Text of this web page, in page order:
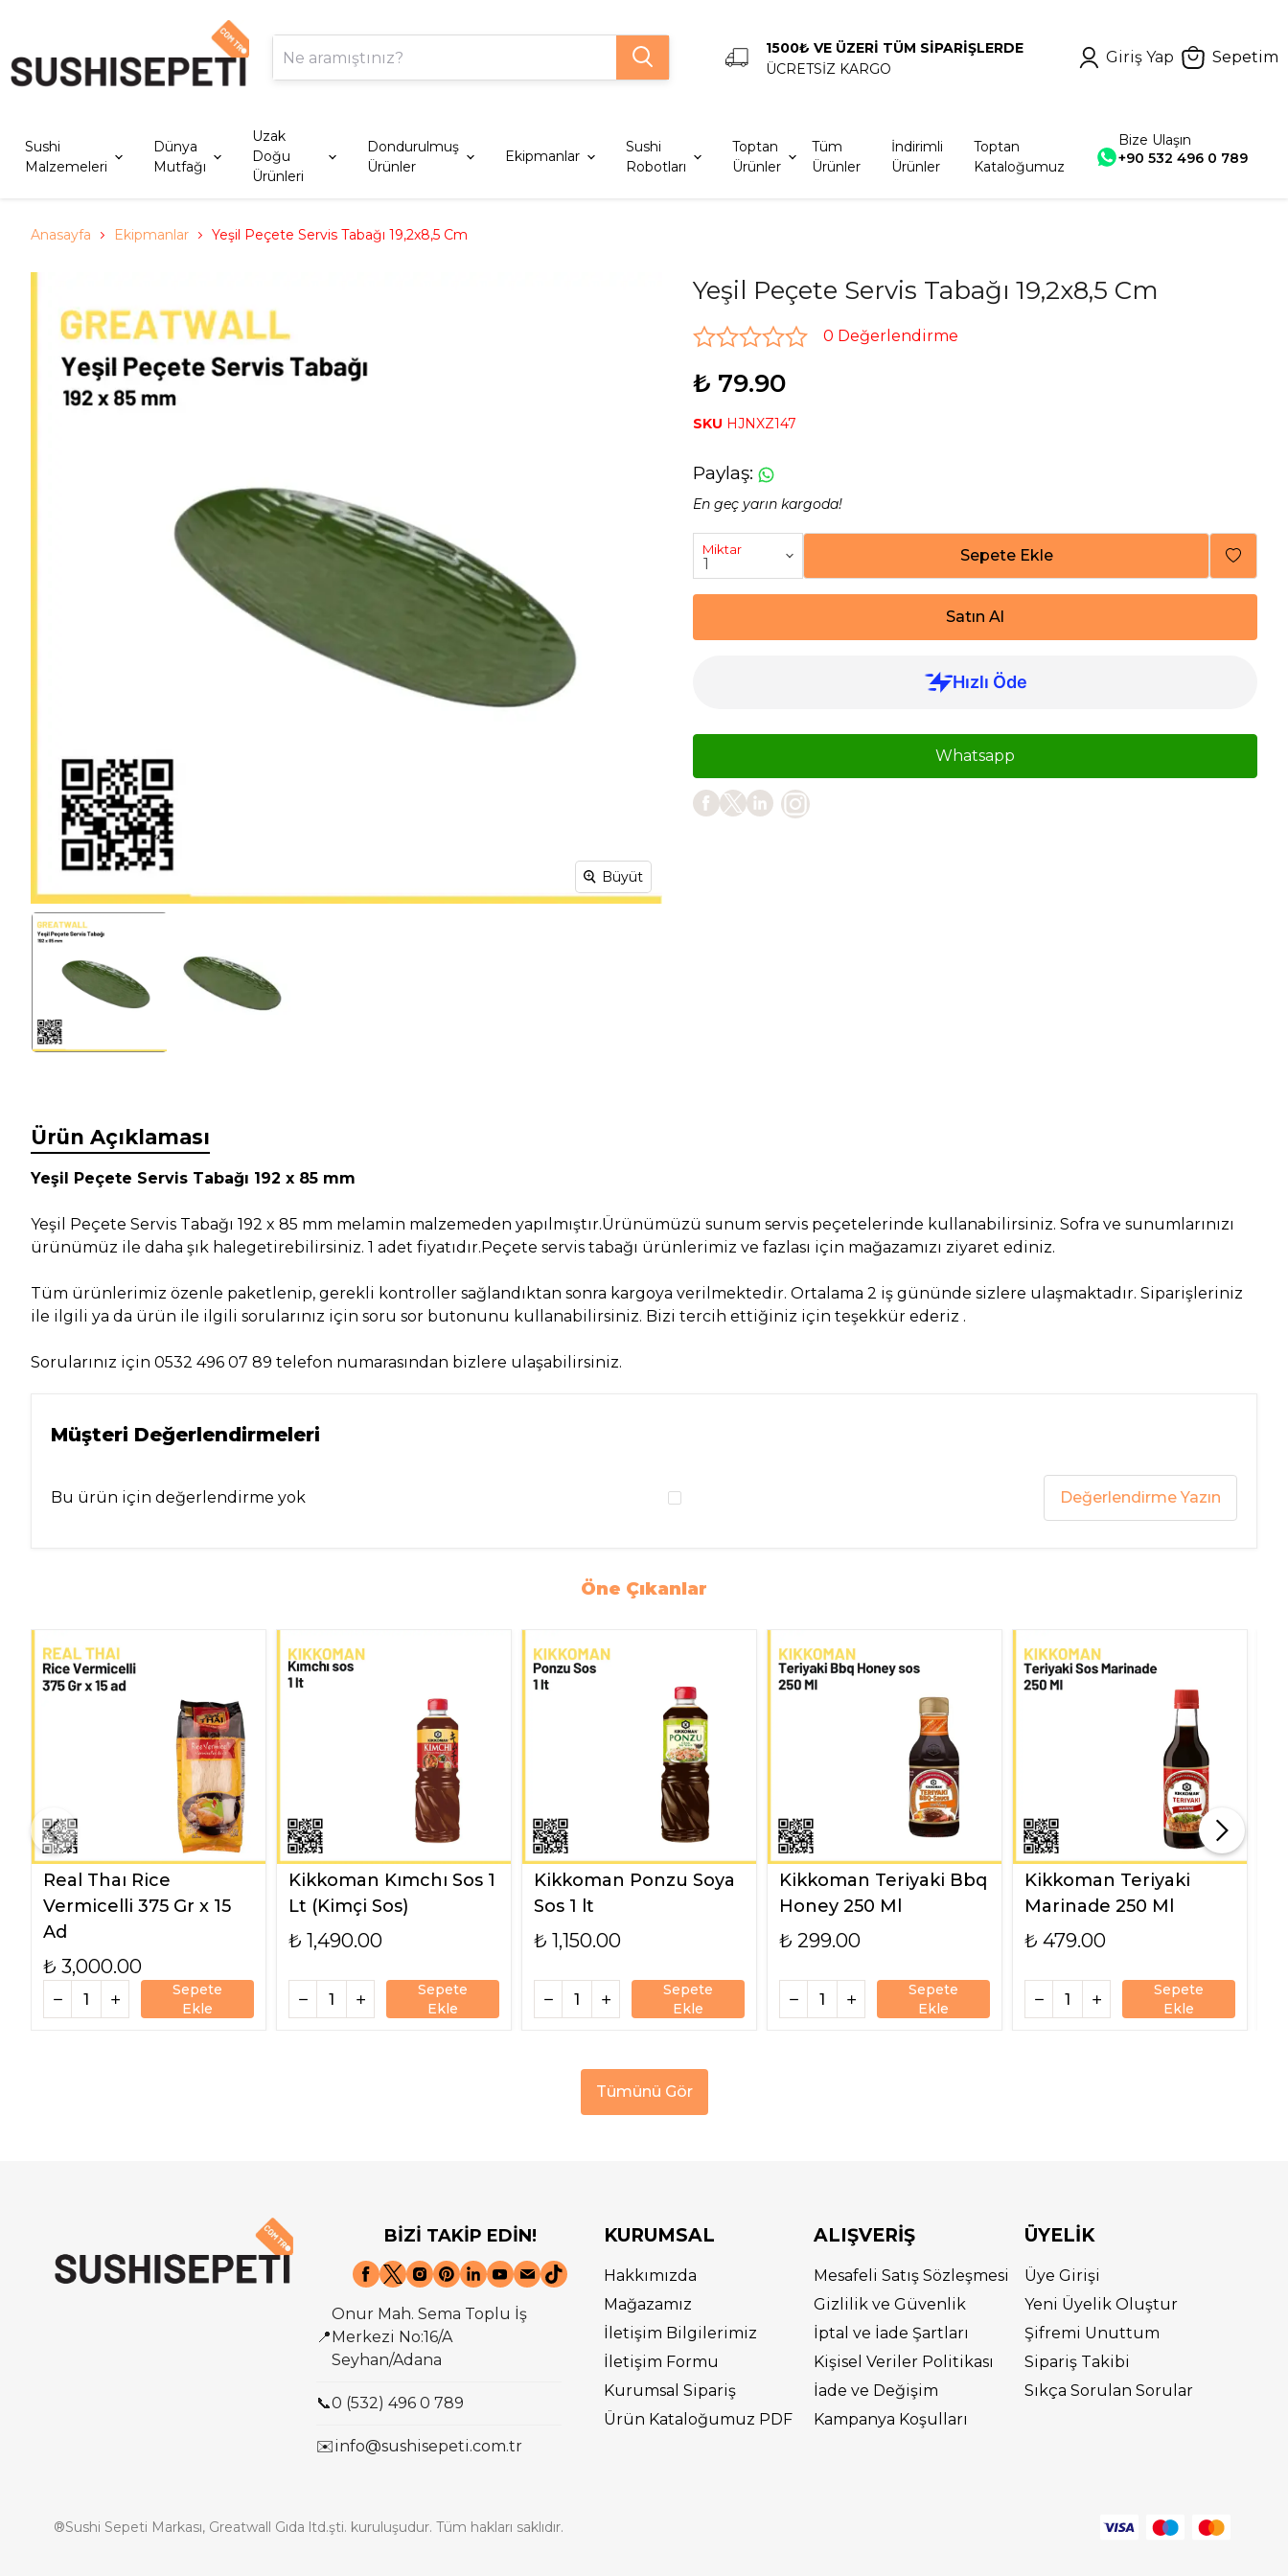
1500₺ VE ÜZERİ TÜM SİPARİŞLERDE
ÜCRETSİZ KARGO
Giriş Yap Sepetim
Sushi
Malzemeleri
Dünya
Mutfağı
Uzak
Doğu
Ürünleri
Dondurulmuş
Ürünler
Ekipmanlar
Sushi
Robotları
Toptan
Ürünler
Tüm
Ürünler
İndirimli
Ürünler
Toptan
Kataloğumuz
Bize Ulaşın
+90 532 496 0 789
Anasayfa Ekipmanlar Yeşil Peçete Servis Tabağı 19,2x8,5 Cm
Büyüt
Yeşil Peçete Servis Tabağı 19,2x8,5 Cm
0 Değerlendirme
₺ 79.90
SKU HJNXZ147
Paylaş:
En geç yarın kargoda!
Miktar Sepete Ekle
Satın Al
Whatsapp
Ürün Açıklaması
Yeşil Peçete Servis Tabağı 192 x 85 mm
Yeşil Peçete Servis Tabağı 192 x 85 mm melamin malzemeden yapılmıştır.Ürünümüzü sunum servis peçetelerinde kullanabilirsiniz. Sofra ve sunumlarınızı
ürünümüz ile daha şık halegetirebilirsiniz. 1 adet fiyatıdır.Peçete servis tabağı ürünlerimiz ve fazlası için mağazamızı ziyaret ediniz.
Tüm ürünlerimiz özenle paketlenip, gerekli kontroller sağlandıktan sonra kargoya verilmektedir. Ortalama 2 iş gününde sizlere ulaşmaktadır. Siparişleriniz
ile ilgili ya da ürün ile ilgili sorularınız için soru sor butonunu kullanabilirsiniz. Bizi tercih ettiğiniz için teşekkür ederiz .
Sorularınız için 0532 496 07 89 telefon numarasından bizlere ulaşabilirsiniz.
Müşteri Değerlendirmeleri
Bu ürün için değerlendirme yok Değerlendirme Yazın
Öne Çıkanlar
Real Thaı Rice
Vermicelli 375 Gr x 15
Ad
₺ 3,000.00
Sepete
Ekle
Kikkoman Kımchı Sos 1
Lt (Kimçi Sos)
₺ 1,490.00
Sepete
Ekle
Kikkoman Ponzu Soya
Sos 1 lt
₺ 1,150.00
Sepete
Ekle
Kikkoman Teriyaki Bbq
Honey 250 Ml
₺ 299.00
Sepete
Ekle
Kikkoman Teriyaki
Marinade 250 Ml
₺ 479.00
Sepete
Ekle
Tümünü Gör
BİZİ TAKİP EDİN!
📍
Onur Mah. Sema Toplu İş
Merkezi No:16/A
Seyhan/Adana
📞0 (532) 496 0 789
✉️info@sushisepeti.com.tr
KURUMSAL
Hakkımızda
Mağazamız
İletişim Bilgilerimiz
İletişim Formu
Kurumsal Sipariş
Ürün Kataloğumuz PDF
ALIŞVERİŞ
Mesafeli Satış Sözleşmesi
Gizlilik ve Güvenlik
İptal ve İade Şartları
Kişisel Veriler Politikası
İade ve Değişim
Kampanya Koşulları
ÜYELİK
Üye Girişi
Yeni Üyelik Oluştur
Şifremi Unuttum
Sipariş Takibi
Sıkça Sorulan Sorular
®Sushi Sepeti Markası, Greatwall Gıda ltd.şti. kuruluşudur. Tüm hakları saklıdır.